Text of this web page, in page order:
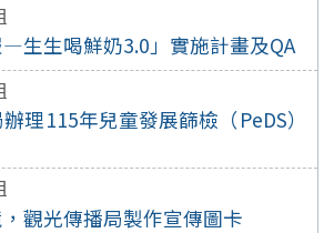
生生喝鮮奶3.0」實施計畫及QA
理115年兒童發展篩檢（PeDS）
觀光傳播局製作宣傳圖卡